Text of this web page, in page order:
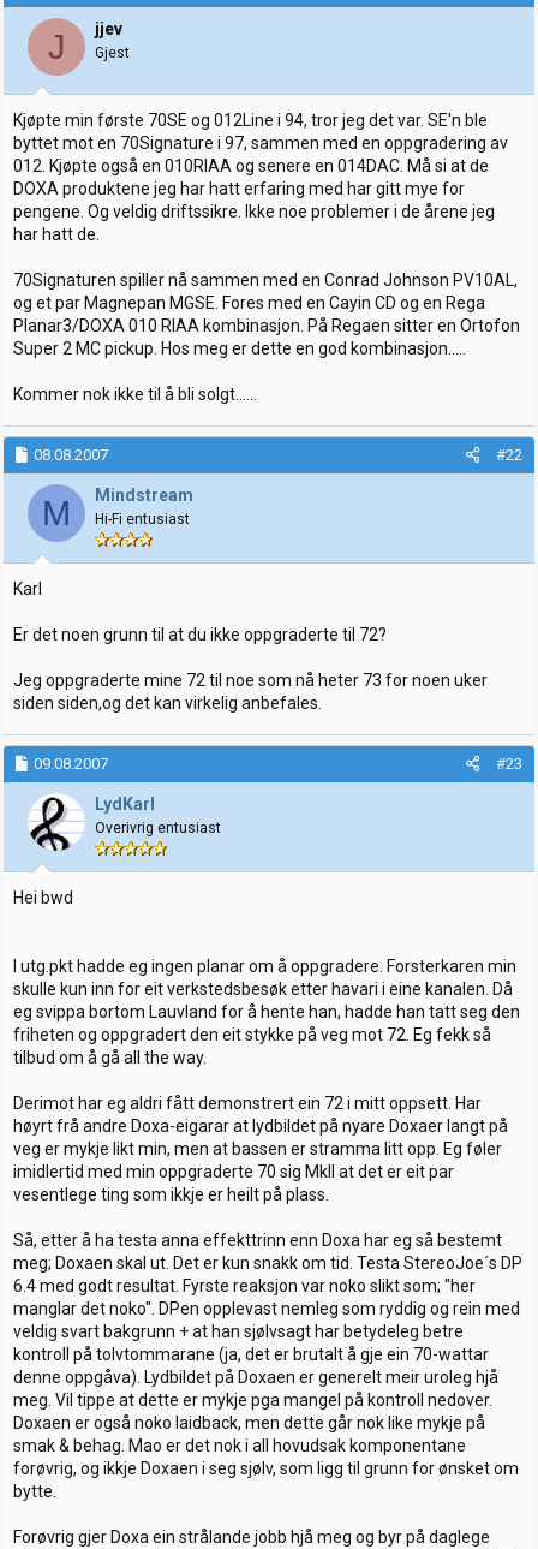
J jjev
Gjest
Kjøpte min første 70SE og 012Line i 94, tror jeg det var. SE'n ble
byttet mot en 70Signature i 97, sammen med en oppgradering av
012. Kjøpte også en 010RIAA og senere en 014DAC. Må si at de
DOXA produktene jeg har hatt erfaring med har gitt mye for
pengene. Og veldig driftssikre. Ikke noe problemer i de årene jeg
har hatt de.
70Signaturen spiller nå sammen med en Conrad Johnson PV10AL,
og et par Magnepan MGSE. Fores med en Cayin CD og en Rega
Planar3/DOXA 010 RIAA kombinasjon. På Regaen sitter en Ortofon
Super 2 MC pickup. Hos meg er dette en god kombinasjon.....
Kommer nok ikke til å bli solgt......
08.08.2007 #22
M Mindstream
Hi-Fi entusiast
Karl
Er det noen grunn til at du ikke oppgraderte til 72?
Jeg oppgraderte mine 72 til noe som nå heter 73 for noen uker
siden siden,og det kan virkelig anbefales.
09.08.2007 #23
LydKarl
Overivrig entusiast
Hei bwd
I utg.pkt hadde eg ingen planar om å oppgradere. Forsterkaren min
skulle kun inn for eit verkstedsbesøk etter havari i eine kanalen. Då
eg svippa bortom Lauvland for å hente han, hadde han tatt seg den
friheten og oppgradert den eit stykke på veg mot 72. Eg fekk så
tilbud om å gå all the way.
Derimot har eg aldri fått demonstrert ein 72 i mitt oppsett. Har
høyrt frå andre Doxa-eigarar at lydbildet på nyare Doxaer langt på
veg er mykje likt min, men at bassen er stramma litt opp. Eg føler
imidlertid med min oppgraderte 70 sig MkII at det er eit par
vesentlege ting som ikkje er heilt på plass.
Så, etter å ha testa anna effekttrinn enn Doxa har eg så bestemt
meg; Doxaen skal ut. Det er kun snakk om tid. Testa StereoJoe´s DP
6.4 med godt resultat. Fyrste reaksjon var noko slikt som; "her
manglar det noko". DPen opplevast nemleg som ryddig og rein med
veldig svart bakgrunn + at han sjølvsagt har betydeleg betre
kontroll på tolvtommarane (ja, det er brutalt å gje ein 70-wattar
denne oppgåva). Lydbildet på Doxaen er generelt meir uroleg hjå
meg. Vil tippe at dette er mykje pga mangel på kontroll nedover.
Doxaen er også noko laidback, men dette går nok like mykje på
smak & behag. Mao er det nok i all hovudsak komponentane
forøvrig, og ikkje Doxaen i seg sjølv, som ligg til grunn for ønsket om
bytte.
Forøvrig gjer Doxa ein strålande jobb hjå meg og byr på daglege